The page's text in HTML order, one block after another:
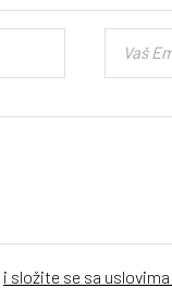
i složite se sa